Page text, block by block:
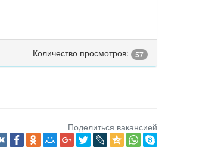
Количество просмотров: 57
Поделиться вакансией